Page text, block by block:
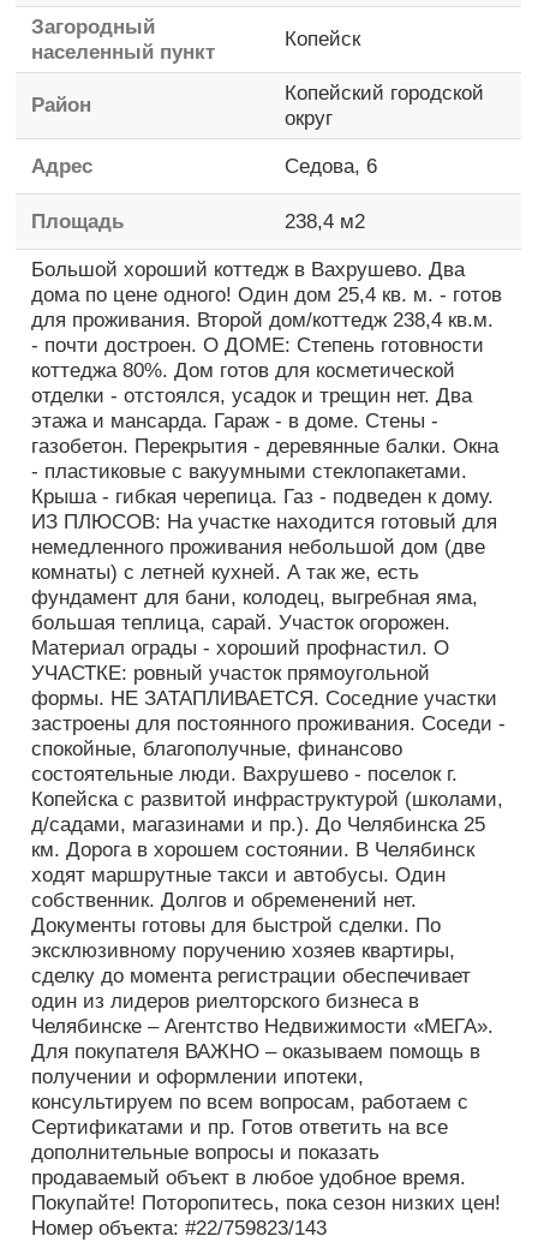
Загородный
населенный пункт
Копейск
Район
Копейский городской
округ
Адрес
Седова, 6
Площадь 238,4 м2
Большой хороший коттедж в Вахрушево. Два
дома по цене одного! Один дом 25,4 кв. м. - готов
для проживания. Второй дом/коттедж 238,4 кв.м.
- почти достроен. О ДОМЕ: Степень готовности
коттеджа 80%. Дом готов для косметической
отделки - отстоялся, усадок и трещин нет. Два
этажа и мансарда. Гараж - в доме. Стены -
газобетон. Перекрытия - деревянные балки. Окна
- пластиковые с вакуумными стеклопакетами.
Крыша - гибкая черепица. Газ - подведен к дому.
ИЗ ПЛЮСОВ: На участке находится готовый для
немедленного проживания небольшой дом (две
комнаты) с летней кухней. А так же, есть
фундамент для бани, колодец, выгребная яма,
большая теплица, сарай. Участок огорожен.
Материал ограды - хороший профнастил. О
УЧАСТКЕ: ровный участок прямоугольной
формы. НЕ ЗАТАПЛИВАЕТСЯ. Соседние участки
застроены для постоянного проживания. Соседи -
спокойные, благополучные, финансово
состоятельные люди. Вахрушево - поселок г.
Копейска с развитой инфраструктурой (школами,
д/садами, магазинами и пр.). До Челябинска 25
км. Дорога в хорошем состоянии. В Челябинск
ходят маршрутные такси и автобусы. Один
собственник. Долгов и обременений нет.
Документы готовы для быстрой сделки. По
эксклюзивному поручению хозяев квартиры,
сделку до момента регистрации обеспечивает
один из лидеров риелторского бизнеса в
Челябинске – Агентство Недвижимости «МЕГА».
Для покупателя ВАЖНО – оказываем помощь в
получении и оформлении ипотеки,
консультируем по всем вопросам, работаем с
Сертификатами и пр. Готов ответить на все
дополнительные вопросы и показать
продаваемый объект в любое удобное время.
Покупайте! Поторопитесь, пока сезон низких цен!
Номер объекта: #22/759823/143